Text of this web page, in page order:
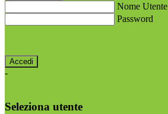
Nome Utente
Password
-
Seleziona utente